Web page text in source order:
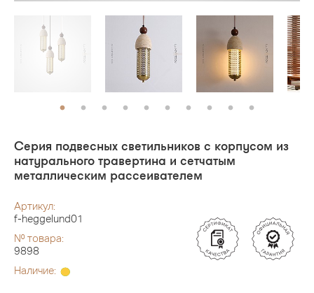
Серия подвесных светильников с корпусом из
натурального травертина и сетчатым
металлическим рассеивателем
Артикул:
f-heggelund01
№ товара:
9898
Наличие: